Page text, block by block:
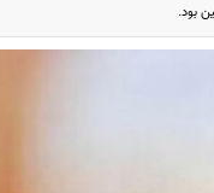
بود.